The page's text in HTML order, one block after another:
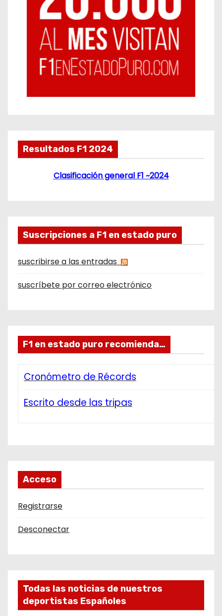
Resultados F1 2024
Clasificación general F1 ~2024
Suscripciones a F1 en estado puro
suscribirse a las entradas
suscríbete por correo electrónico
F1 en estado puro recomienda…
Cronómetro de Récords
Escrito desde las tripas
Acceso
Registrarse
Desconectar
Todas las noticias de nuestros
deportistas Españoles